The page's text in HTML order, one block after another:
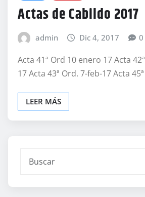
Actas de Cabildo 2017
admin Dic 4, 2017 0
Acta 41ª Ord 10 enero 17 Acta
17 Acta 43ª Ord. 7-feb-17 Acta
LEER MÁS